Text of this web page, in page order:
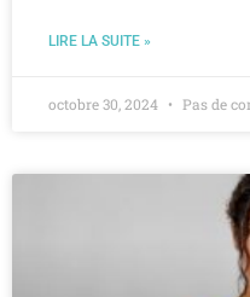
LIRE LA SUITE »
octobre 30, 2024 Pas de